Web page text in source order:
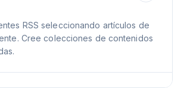
RSS seleccionando artículos de
Cree colecciones de contenidos